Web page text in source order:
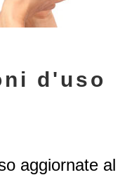
d'uso
aggiornate